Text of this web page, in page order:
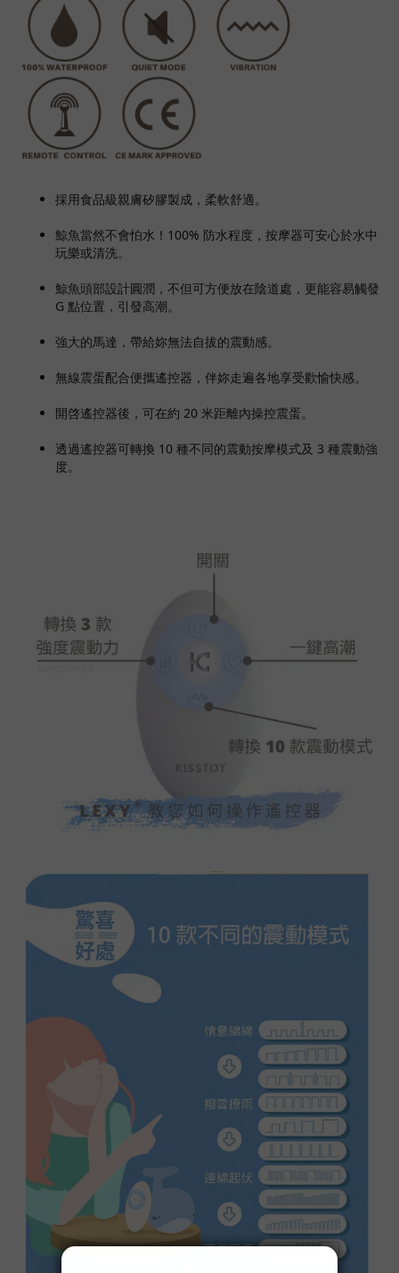
採用食品級親膚矽膠製成，柔軟舒適。
鯨魚當然不會怕水！100% 防水程度，按摩器可安心於水中
玩樂或清洗。
鯨魚頭部設計圓潤，不但可方便放在陰道處，更能容易觸發
G 點位置，引發高潮。
強大的馬達，帶給妳無法自拔的震動感。
無線震蛋配合便攜遙控器，伴妳走遍各地享受歡愉快感。
開啓遙控器後，可在約 20 米距離內操控震蛋。
透過遙控器可轉換 10 種不同的震動按摩模式及 3 種震動強
度。